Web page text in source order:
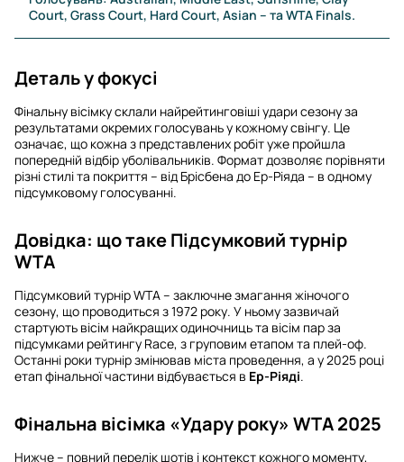
Court, Grass Court, Hard Court, Asian – та WTA Finals.
Деталь у фокусі
Фінальну вісімку склали найрейтинговіші удари сезону за
результатами окремих голосувань у кожному свінгу. Це
означає, що кожна з представлених робіт уже пройшла
попередній відбір уболівальників. Формат дозволяє порівняти
різні стилі та покриття – від Брісбена до Ер-Ріяда – в одному
підсумковому голосуванні.
Довідка: що таке Підсумковий турнір
WTA
Підсумковий турнір WTA – заключне змагання жіночого
сезону, що проводиться з 1972 року. У ньому зазвичай
стартують вісім найкращих одиночниць та вісім пар за
підсумками рейтингу Race, з груповим етапом та плей-оф.
Останні роки турнір змінював міста проведення, а у 2025 році
етап фінальної частини відбувається в Ер-Ріяді.
Фінальна вісімка «Удару року» WTA 2025
Нижче – повний перелік шотів і контекст кожного моменту,